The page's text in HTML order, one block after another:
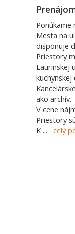
Mesta na
disponuje
Priestory
Laurinskej
ako archív.
V cene
Priestory
K ... celý